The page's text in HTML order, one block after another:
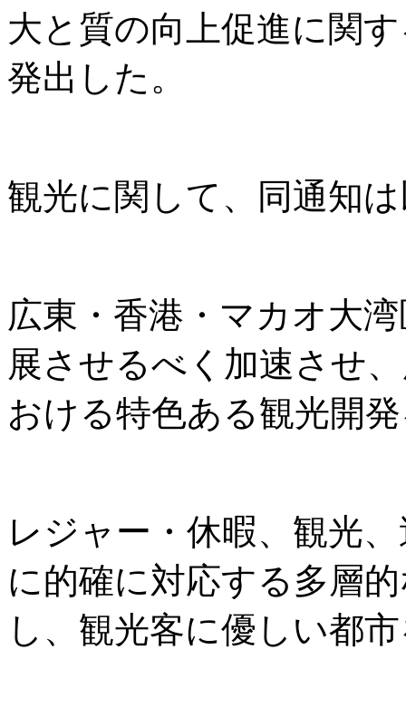
大と質の向上促進に関
発出した。
観光に関して、同通知
広東・香港・マカオ大
展させるべく加速させ
おける特色ある観光開
レジャー・休暇、観光
に的確に対応する多層
し、観光客に優しい都